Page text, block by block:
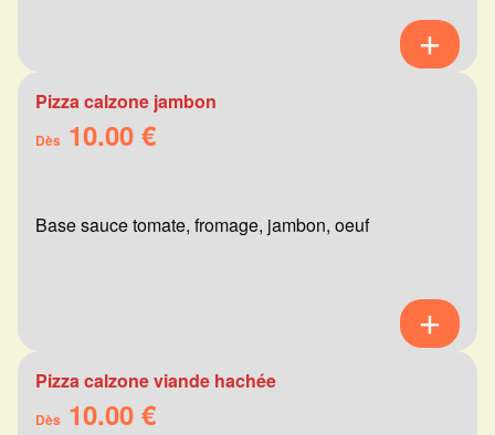
Pizza calzone jambon
Dès 10.00 €
Base sauce tomate, fromage, jambon, oeuf
Pizza calzone viande hachée
Dès 10.00 €